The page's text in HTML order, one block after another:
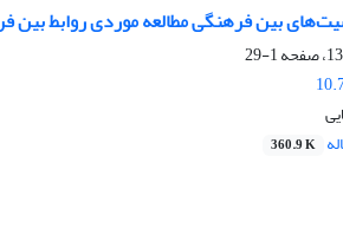
بین فرهنگی مطالعه موردی روابط بین
1-29
360.9 K